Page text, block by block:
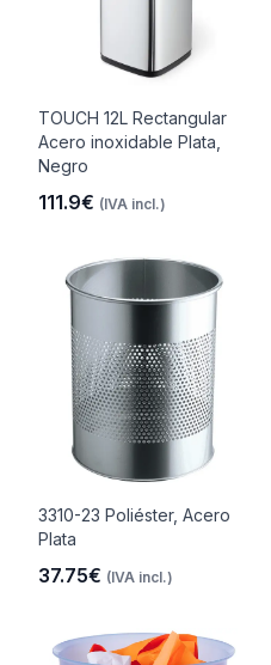
TOUCH 12L Rectangular
Acero inoxidable Plata,
Negro
111.9€ (IVA incl.)
3310-23 Poliéster, Acero
Plata
37.75€ (IVA incl.)